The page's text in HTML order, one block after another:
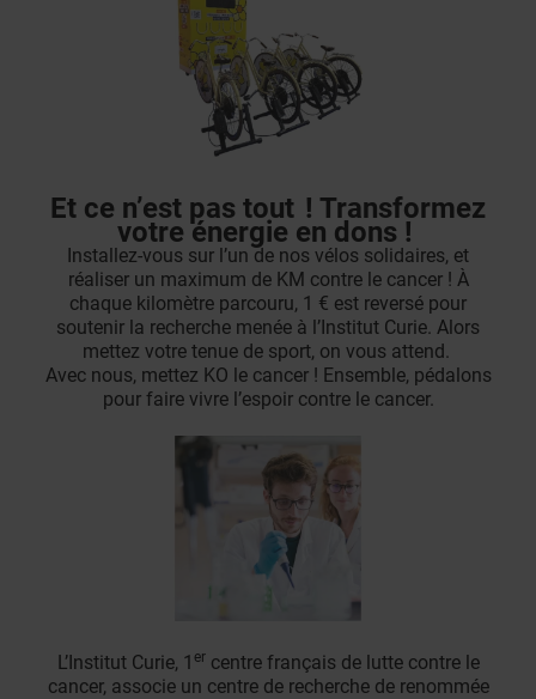
Et ce n’est pas tout ! Transformez
votre énergie en dons !
Installez-vous sur l’un de nos vélos solidaires, et
réaliser un maximum de KM contre le cancer ! À
chaque kilomètre parcouru, 1 € est reversé pour
soutenir la recherche menée à l’Institut Curie. Alors
mettez votre tenue de sport, on vous attend.
Avec nous, mettez KO le cancer ! Ensemble, pédalons
pour faire vivre l’espoir contre le cancer.
L’Institut Curie, 1 er centre français de lutte contre le
cancer, associe un centre de recherche de renommée